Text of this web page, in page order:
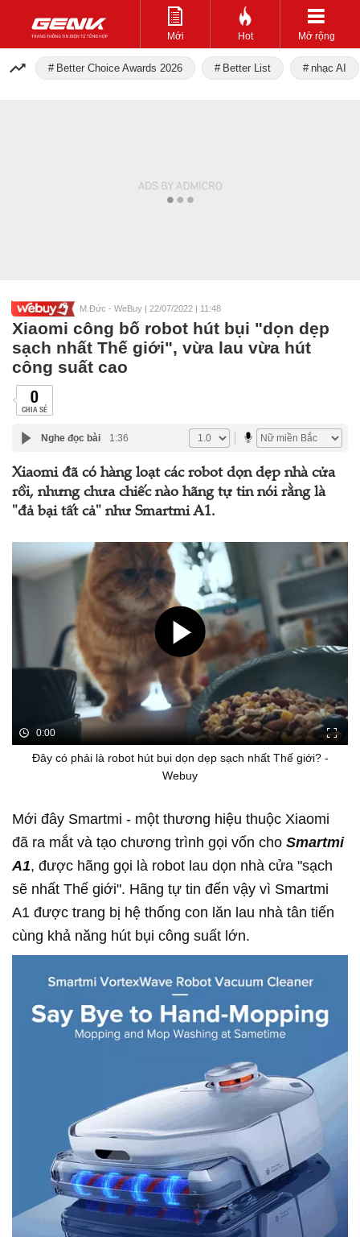
Mới Hot Mở rộng
Better Choice Awards 2026 Better List nhạc AI
M.Đức - WeBuy | 22/07/2022 | 11:48
Xiaomi công bố robot hút bụi "dọn dẹp
sạch nhất Thế giới", vừa lau vừa hút
công suất cao
0
CHIA SẺ
Nghe đọc bài 1:36
Xiaomi đã có hàng loạt các robot dọn dẹp nhà cửa
rồi, nhưng chưa chiếc nào hãng tự tin nói rằng là
"đả bại tất cả" như Smartmi A1.
0:00
Đây có phải là robot hút bụi dọn dẹp sạch nhất Thế giới? -
Webuy
Mới đây Smartmi - một thương hiệu thuộc Xiaomi
đã ra mắt và tạo chương trình gọi vốn cho Smartmi
A1, được hãng gọi là robot lau dọn nhà cửa "sạch
sẽ nhất Thế giới". Hãng tự tin đến vậy vì Smartmi
A1 được trang bị hệ thống con lăn lau nhà tân tiến
cùng khả năng hút bụi công suất lớn.